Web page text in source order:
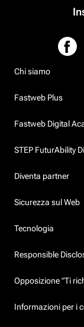
Chi siamo
Fastweb Plus
Fastweb Digital
STEP FuturAbility
Diventa partner
Sicurezza sul Web
Tecnologia
Responsible
Opposizione "Ti
Informazioni per i